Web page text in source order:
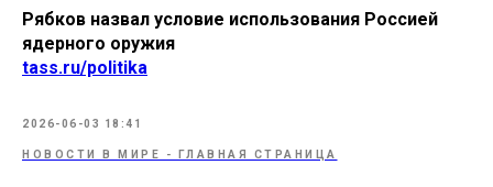
Рябков назвал условие использования Россией
ядерного оружия
tass.ru/politika
2026-06-03 18:41
НОВОСТИ В МИРЕ - ГЛАВНАЯ СТРАНИЦА